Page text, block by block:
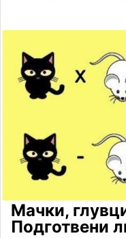
Мачки,
Подготвени